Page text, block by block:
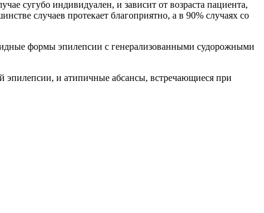
сугубо индивидуален, и зависит от возраста пациента,
случаев протекает благоприятно, а в 90% случаях со
формы эпилепсии с генерализованными судорожными
эпилепсии, и атипичные абсансы, встречающиеся при